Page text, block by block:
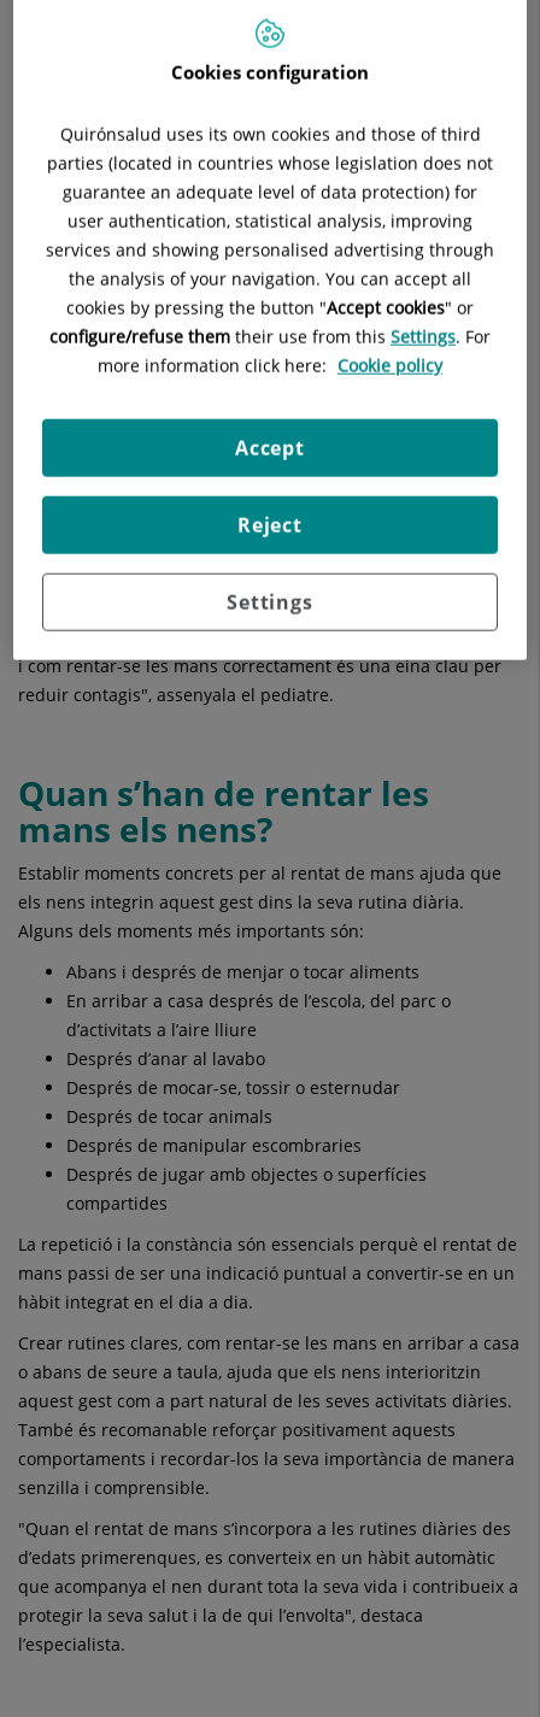
primerenques és fonamental per prevenir infeccions", explica
, cap del Servei de
l’Hospital Quirónsalud del Vallès.
Per què és important
ensenyar la higiene de mans
en nens
Les mans són una de les principals vies de transmissió de
gèrmens que poden provocar infeccions respiratòries,
digestives o cutànies. En tocar superfícies contaminades o
compartir joguines, els microorganismes poden passar
se la cara, la boca o els ulls.
A l’entorn escolar o en activitats quotidianes, aquest contacte
refredats o infeccions gastrointestinals.
"Els nens tenen una gran interacció amb el seu entorn i amb
altres companys, cosa que augmenta les possibilitats de
transmissió de microorganismes. Per això, ensenyar-los quan
i com rentar-se les mans correctament és una eina clau per
reduir contagis", assenyala el pediatre.
Quan s’han de rentar les
mans els nens?
Establir moments concrets per al rentat de mans ajuda que
els nens integrin aquest gest dins la seva rutina diària.
Alguns dels moments més importants són:
Abans i després de menjar o tocar aliments
En arribar a casa després de l’escola, del parc o
d’activitats a l’aire lliure
Després d’anar al lavabo
Després de mocar-se, tossir o esternudar
Després de tocar animals
Després de manipular escombraries
Després de jugar amb objectes o superfícies
compartides
La repetició i la constància són essencials perquè el rentat de
mans passi de ser una indicació puntual a convertir-se en un
hàbit integrat en el dia a dia.
Crear rutines clares, com rentar-se les mans en arribar a casa
o abans de seure a taula, ajuda que els nens interioritzin
aquest gest com a part natural de les seves activitats diàries.
També és recomanable reforçar positivament aquests
comportaments i recordar-los la seva importància de manera
senzilla i comprensible.
"Quan el rentat de mans s’incorpora a les rutines diàries des
d’edats primerenques, es converteix en un hàbit automàtic
que acompanya el nen durant tota la seva vida i contribueix a
protegir la seva salut i la de qui l’envolta", destaca
l’especialista.
Cookies configuration
Quirónsalud uses its own cookies and those of third
parties (located in countries whose legislation does not
guarantee an adequate level of data protection) for
user authentication, statistical analysis, improving
services and showing personalised advertising through
the analysis of your navigation. You can accept all
cookies by pressing the button "Accept cookies" or
configure/refuse them their use from this Settings. For
more information click here: Cookie policy
Settings
Reject
Accept